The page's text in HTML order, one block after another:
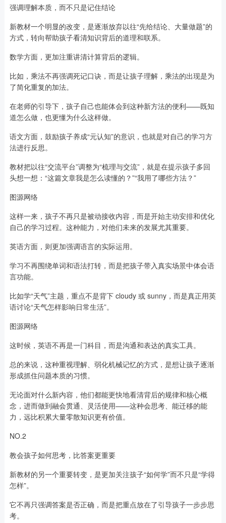
强调理解本质，而不只是记住结论
新教材一个明显的改变，是逐渐放弃以往“先给结论、大量做题”的
方式，转向帮助孩子看清知识背后的道理和联系。
数学方面，更加注重讲清计算背后的逻辑。
比如，乘法不再强调死记口诀，而是让孩子理解，乘法的出现是为
了简化重复的加法。
在老师的引导下，孩子自己也能体会到这种新方法的便利——既知
道怎么做，也更懂为什么这样做。
语文方面，鼓励孩子养成“元认知”的意识，也就是对自己的学习方
法进行反思。
教材把以往“交流平台”调整为“梳理与交流”，就是在提示孩子多回
头想一想：“这篇文章我是怎么读懂的？”“我用了哪些方法？”
图源网络
这样一来，孩子不再只是被动接收内容，而是开始主动安排和优化
自己的学习过程。这种能力，对他们未来的发展尤其重要。
英语方面，则更加强调语言的实际运用。
学习不再围绕单词和语法打转，而是把孩子带入真实场景中体会语
言功能。
比如学“天气”主题，重点不是背下 cloudy 或 sunny，而是真正用英
语讨论“天气怎样影响日常生活”。
图源网络
这时候，英语不再是一门科目，而是沟通和表达的真实工具。
总的来说，这种重视理解、弱化机械记忆的方式，是想让孩子逐渐
形成抓住问题本质的习惯。
无论面对什么新内容，他们都能更快地看清背后的规律和核心概
念，进而做到融会贯通、灵活使用——这种会思考、能迁移的能
力，远比积累大量零散知识更有价值。
NO.2
教会孩子如何思考，比答案更重要
新教材的另一个重要转变，是更加关注孩子“如何学”而不只是“学得
怎样”。
它不再只强调答案是否正确，而是把重点放在了引导孩子一步步思
考。